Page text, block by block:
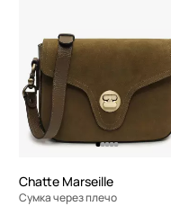
Chatte Marseille
Сумка через плечо